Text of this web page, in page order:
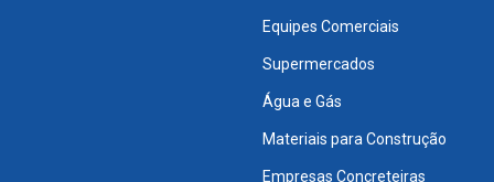
Equipes Comerciais
Supermercados
Água e Gás
Materiais para Construção
Empresas Concreteiras